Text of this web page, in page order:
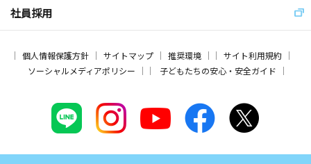
社員採用
個人情報保護方針 サイトマップ 推奨環境
サイト利用規約
ソーシャルメディアポリシー
子どもたちの安心・安全ガイド